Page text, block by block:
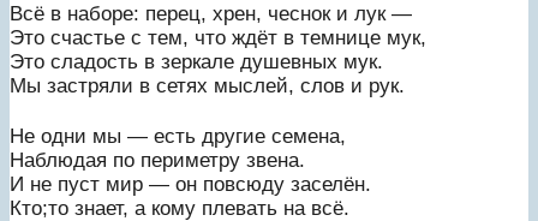
Всё в наборе: перец, хрен, чеснок и лук —
Это счастье с тем, что ждёт в темнице мук,
Это сладость в зеркале душевных мук.
Мы застряли в сетях мыслей, слов и рук.
Не одни мы — есть другие семена,
Наблюдая по периметру звена.
И не пуст мир — он повсюду заселён.
Кто;то знает, а кому плевать на всё.